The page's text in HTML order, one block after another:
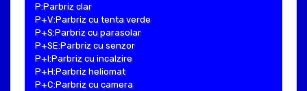
P:Parbriz clar
P+V:Parbriz cu tenta verde
P+S:Parbriz cu parasolar
P+SE:Parbriz cu senzor
P+I:Parbriz cu incalzire
P+H:Parbriz heliomat
P+C:Parbriz cu camera